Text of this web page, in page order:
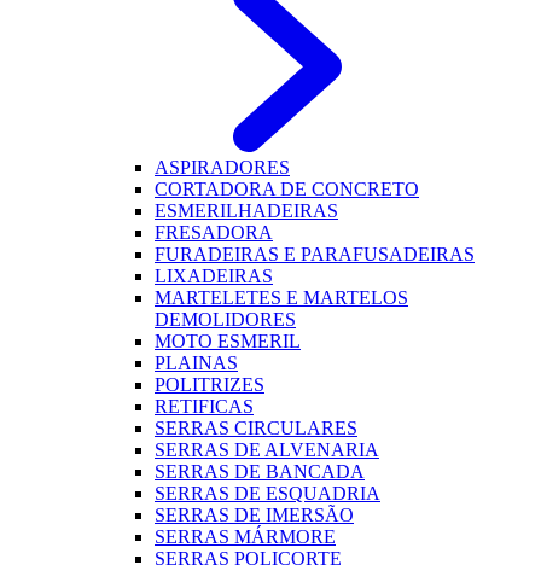
ASPIRADORES
CORTADORA DE CONCRETO
ESMERILHADEIRAS
FRESADORA
FURADEIRAS E PARAFUSADEIRAS
LIXADEIRAS
MARTELETES E MARTELOS
DEMOLIDORES
MOTO ESMERIL
PLAINAS
POLITRIZES
RETIFICAS
SERRAS CIRCULARES
SERRAS DE ALVENARIA
SERRAS DE BANCADA
SERRAS DE ESQUADRIA
SERRAS DE IMERSÃO
SERRAS MÁRMORE
SERRAS POLICORTE